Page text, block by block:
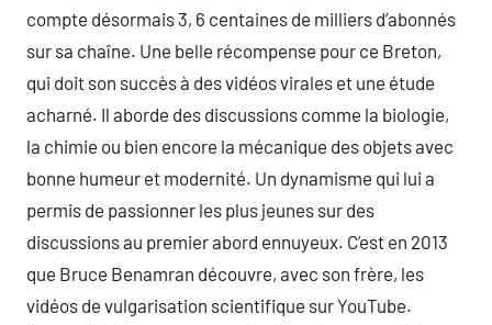
compte désormais 3, 6 centaines de milliers d’abonnés
sur sa chaîne. Une belle récompense pour ce Breton,
qui doit son succès à des vidéos virales et une étude
acharné. Il aborde des discussions comme la biologie,
la chimie ou bien encore la mécanique des objets avec
bonne humeur et modernité. Un dynamisme qui lui a
permis de passionner les plus jeunes sur des
discussions au premier abord ennuyeux. C’est en 2013
que Bruce Benamran découvre, avec son frère, les
vidéos de vulgarisation scientifique sur YouTube.